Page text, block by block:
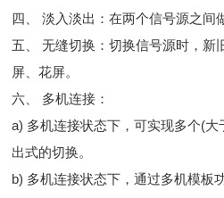
四、 淡入淡出：在两个信号源之间
五、 无缝切换：切换信号源时，新
屏、花屏。
六、 多机连接：
a) 多机连接状态下，可实现多个(
出式的切换。
b) 多机连接状态下，通过多机模板